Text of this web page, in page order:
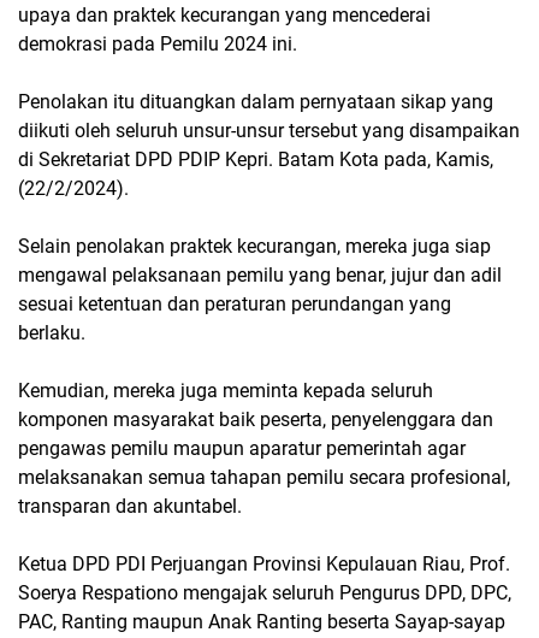
upaya dan praktek kecurangan yang mencederai
demokrasi pada Pemilu 2024 ini.
Penolakan itu dituangkan dalam pernyataan sikap yang
diikuti oleh seluruh unsur-unsur tersebut yang disampaikan
di Sekretariat DPD PDIP Kepri. Batam Kota pada, Kamis,
(22/2/2024).
Selain penolakan praktek kecurangan, mereka juga siap
mengawal pelaksanaan pemilu yang benar, jujur dan adil
sesuai ketentuan dan peraturan perundangan yang
berlaku.
Kemudian, mereka juga meminta kepada seluruh
komponen masyarakat baik peserta, penyelenggara dan
pengawas pemilu maupun aparatur pemerintah agar
melaksanakan semua tahapan pemilu secara profesional,
transparan dan akuntabel.
Ketua DPD PDI Perjuangan Provinsi Kepulauan Riau, Prof.
Soerya Respationo mengajak seluruh Pengurus DPD, DPC,
PAC, Ranting maupun Anak Ranting beserta Sayap-sayap